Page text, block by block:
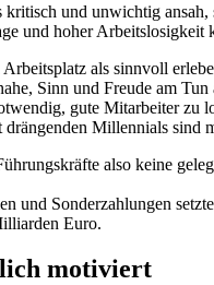
und unwichtig
und hoher
als sinnvoll
Sinn und Freude am
gute Mitarbeiter zu
Millennials sind
also keine
und Sonderzahlungen
Euro.
motiviert